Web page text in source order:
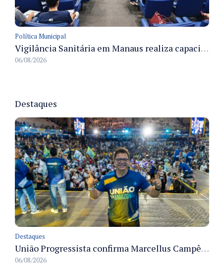
Política Municipal
Vigilância Sanitária em Manaus realiza capacitação sobre PBA para acelerar análises de projetos
06/08/2026
Destaques
Destaques
União Progressista confirma Marcellus Campêlo como candidato a deputado estadual
06/08/2026